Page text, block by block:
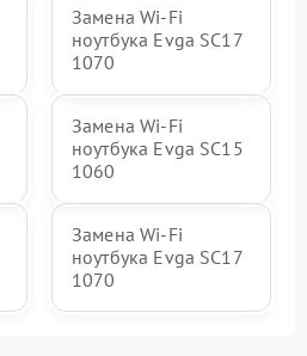
Замена Wi-Fi
ноутбука Evga SC17
1070
Замена Wi-Fi
ноутбука Evga SC15
1060
Замена Wi-Fi
ноутбука Evga SC17
1070